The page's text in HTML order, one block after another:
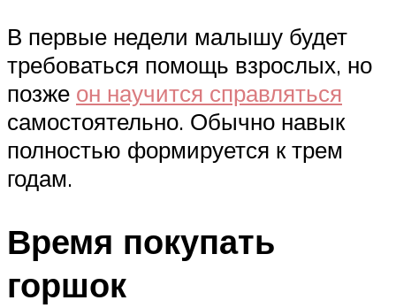
В первые недели малышу будет
требоваться помощь взрослых, но
позже он научится справляться
самостоятельно. Обычно навык
полностью формируется к трем
годам.
Время покупать
горшок